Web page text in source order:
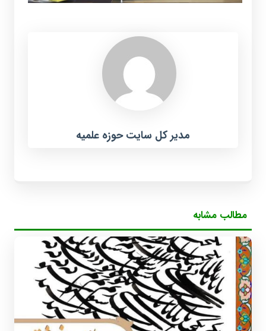
مدیر کل سایت حوزه علمیه
مطالب مشابه